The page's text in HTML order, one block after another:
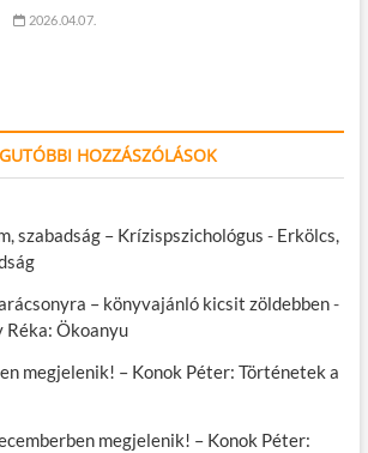
2026.04.07.
HOZZÁSZÓLÁSOK
szabadság – Krízispszichológus - Erkölcs,
– könyvajánló kicsit zöldebben-
Réka: Ökoanyu
megjelenik! – Konok Péter: Történetek a
megjelenik! – Konok Péter: